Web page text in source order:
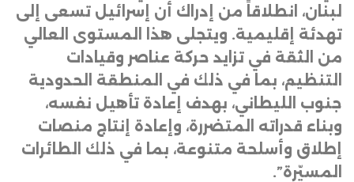
لبنان، انطلاقاً من إدراك أن إسرائيل تسعى إلى
تهدئة إقليمية. ويتجلى هذا المستوى العالي
من الثقة في تزايد حركة عناصر وقيادات
التنظيم، بما في ذلك في المنطقة الحدودية
جنوب الليطاني، بهدف إعادة تأهيل نفسه،
وبناء قدراته المتضررة، وإعادة إنتاج منصات
إطلاق وأسلحة متنوعة، بما في ذلك الطائرات
المسيّرة”.